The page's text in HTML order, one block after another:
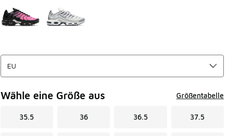
Wähle eine Größe aus Größentabelle
35.5 36 36.5 37.5